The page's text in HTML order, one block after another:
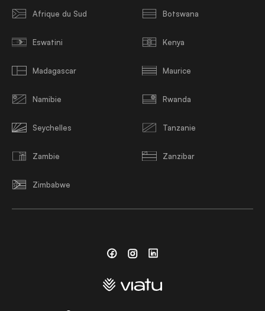
Afrique du Sud Botswana
Eswatini Kenya
Madagascar Maurice
Namibie Rwanda
Seychelles Tanzanie
Zambie Zanzibar
Zimbabwe
FacebookInstagramLinkedin